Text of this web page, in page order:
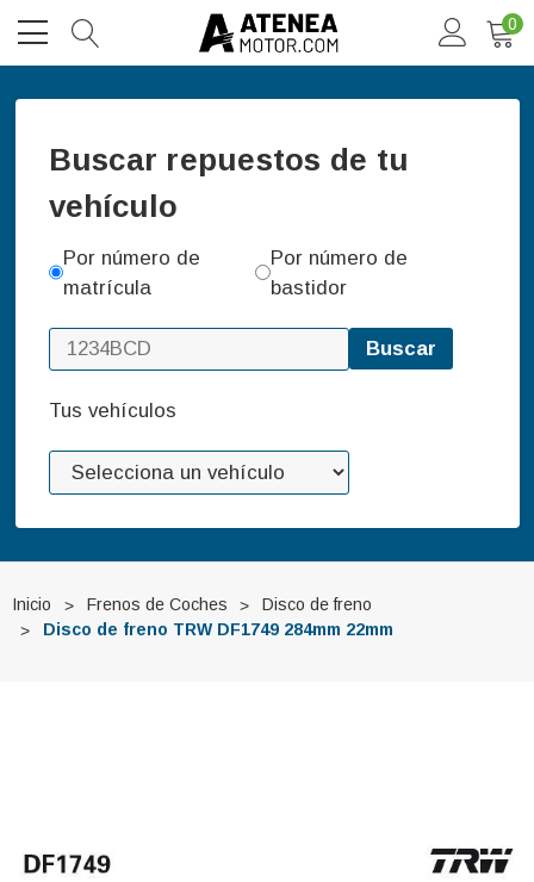
0
Buscar repuestos de tu
vehículo
Por número de
matrícula
Por número de
bastidor
Buscar
Tus vehículos
Inicio Frenos de Coches
Disco de freno
Disco de freno TRW DF1749 284mm 22mm